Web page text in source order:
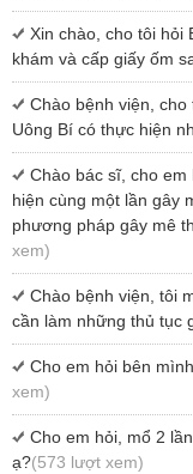
Xin chào, cho tôi hỏi
khám và cấp giấy ốm
Chào bệnh viện,
Uông Bí có thực hiện
Chào bác sĩ, cho
hiện cùng một lần gây
phương pháp gây mê
xem)
Chào bệnh viện, tôi
cần làm những thủ tục
Cho em hỏi bên
xem)
Cho em hỏi, mổ 2
ạ?(573 lượt xem)